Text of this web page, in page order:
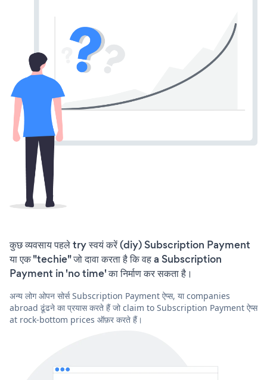
कुछ व्यवसाय पहले try स्वयं करें (diy) Subscription Payment
या एक "techie" जो दावा करता है कि वह a Subscription
Payment in 'no time' का निर्माण कर सकता है।
अन्य लोग ओपन सोर्स Subscription Payment ऐप्स, या companies
abroad ढूंढने का प्रयास करते हैं जो claim to Subscription Payment ऐप्स
at rock-bottom prices ऑफ़र करते हैं।